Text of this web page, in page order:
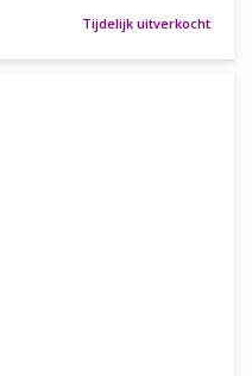
Tijdelijk uitverkocht